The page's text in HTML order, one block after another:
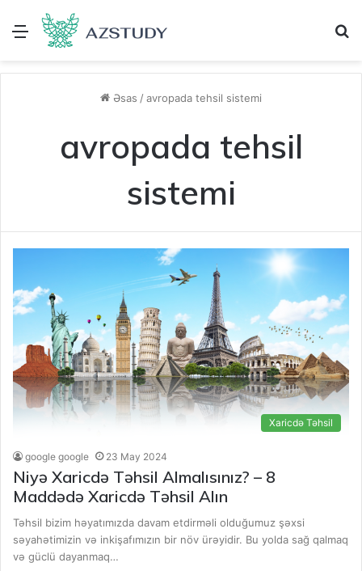
Menu
Əsas /avropada tehsil sistemi
avropada tehsil
sistemi
Xaricdə Təhsil
google google 23 May 2024
Niyə Xaricdə Təhsil Almalısınız? – 8
Maddədə Xaricdə Təhsil Alın
Təhsil bizim həyatımızda davam etdirməli olduğumuz şəxsi
səyahətimizin və inkişafımızın bir növ ürəyidir. Bu yolda sağ qalmaq
və güclü dayanmaq…